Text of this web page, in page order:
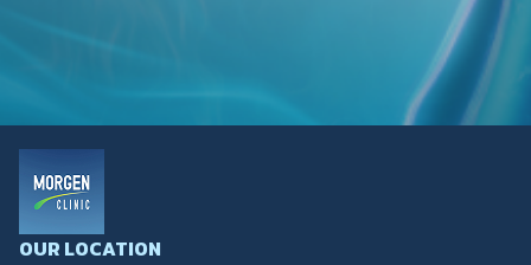
OUR LOCATION